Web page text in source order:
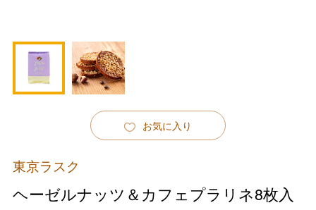
お気に入り
東京ラスク
ヘーゼルナッツ＆カフェプラリネ8枚入